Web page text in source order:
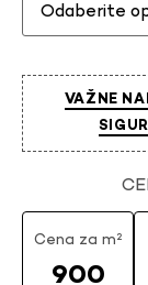
VAŽNE
Cena za m²
900